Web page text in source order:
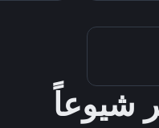
شيوعاً